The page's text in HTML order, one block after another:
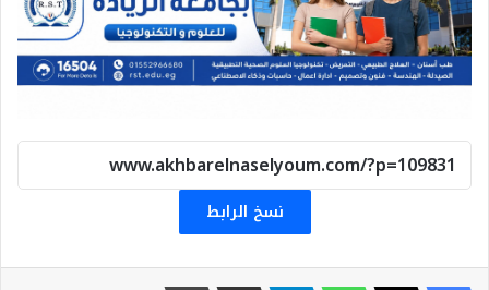
نسخ الرابط